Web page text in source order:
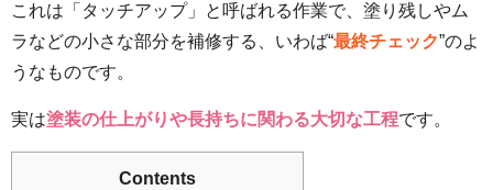
これは「タッチアップ」と呼ばれる作業で、塗り残しやム
ラなどの小さな部分を補修する、いわば“最終チェック”のよ
うなものです。
実は塗装の仕上がりや長持ちに関わる大切な工程です。
Contents